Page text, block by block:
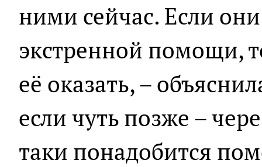
ними сейчас. Если
экстренной помощи,
её оказать, –
если чуть позже –
таки понадобится